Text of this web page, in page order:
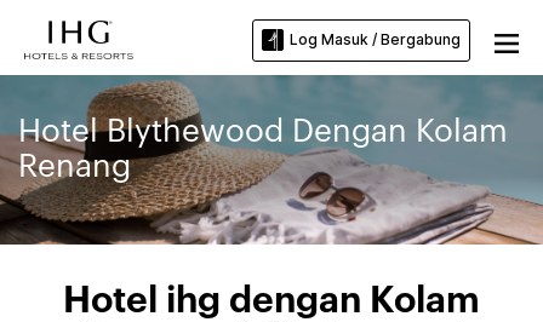
Log Masuk / Bergabung
Hotel Blythewood Dengan Kolam
Renang
Hotel ihg dengan Kolam